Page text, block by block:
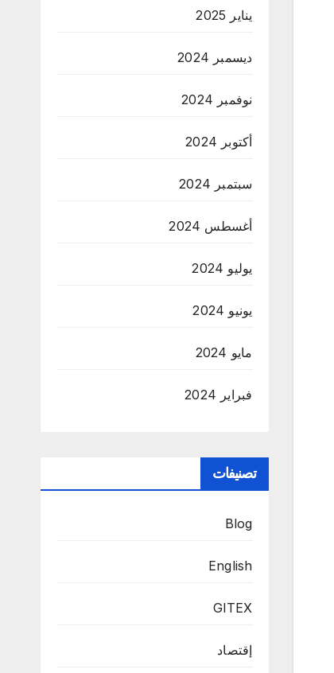
يناير 2025
ديسمبر 2024
نوفمبر 2024
أكتوبر 2024
سبتمبر 2024
أغسطس 2024
يوليو 2024
يونيو 2024
مايو 2024
فبراير 2024
تصنيفات
Blog
English
GITEX
إقتصاد